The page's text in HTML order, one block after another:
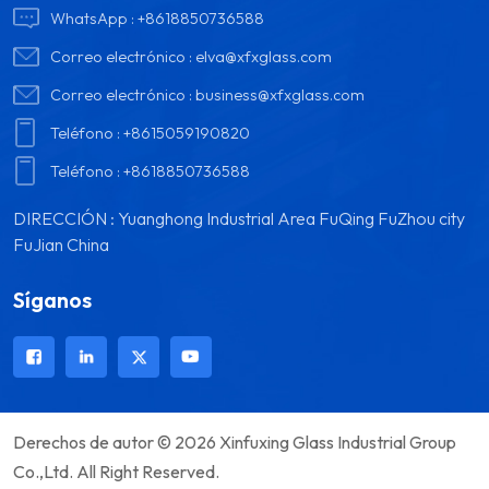
WhatsApp :+8618850736588
Correo electrónico : elva@xfxglass.com
Correo electrónico :business@xfxglass.com
Teléfono :+8615059190820
Teléfono :+8618850736588
DIRECCIÓN : Yuanghong Industrial Area FuQing FuZhou city
FuJian China
Síganos
Derechos de autor © 2026 Xinfuxing Glass Industrial Group
Co.,Ltd. All Right Reserved.